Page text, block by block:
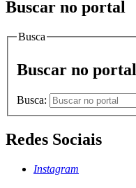
Buscar no portal
Busca
Buscar no portal
Busca:
Redes Sociais
Instagram